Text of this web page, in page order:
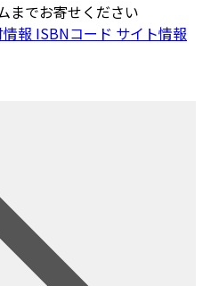
までお寄せください
報 ISBNコード サイト情報